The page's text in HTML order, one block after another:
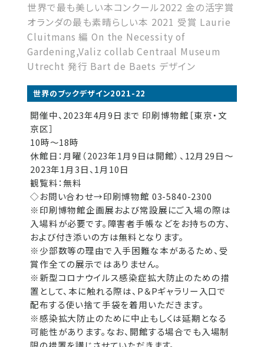
世界で最も美しい本コンクール2022 金の活字賞
オランダの最も素晴らしい本 2021 受賞 Laurie
Cluitmans 編 On the Necessity of
Gardening,Valiz collab Centraal Museum
Utrecht 発行 Bart de Baets デザイン
世界のブックデザイン2021-22
開催中、2023年4月9日まで 印刷博物館［東京・文
京区］
10時～18時
休館日：月曜（2023年1月9日は開館）、12月29日～
2023年1月3日、1月10日
観覧料：無料
◇お問い合わせ→印刷博物館 03-5840-2300
※印刷博物館企画展および常設展にご入場の際は
入場料が必要です。障害者手帳などをお持ちの方、
および付き添いの方は無料となります。
※少部数等の理由で入手困難な本があるため、受
賞作全ての展示ではありません。
※新型コロナウイルス感染症拡大防止のための措
置として、本に触れる際は、P＆Pギャラリー入口で
配布する使い捨て手袋を着用いただきます。
※感染拡大防止のために中止もしくは延期となる
可能性があります。なお、開館する場合でも入場制